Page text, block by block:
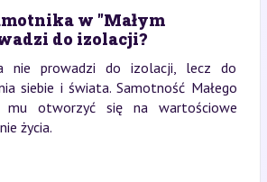
w "Małym
do izolacji?
nie prowadzi do izolacji, lecz do
siebie i świata. Samotność Małego
mu otworzyć się na wartościowe
życia.